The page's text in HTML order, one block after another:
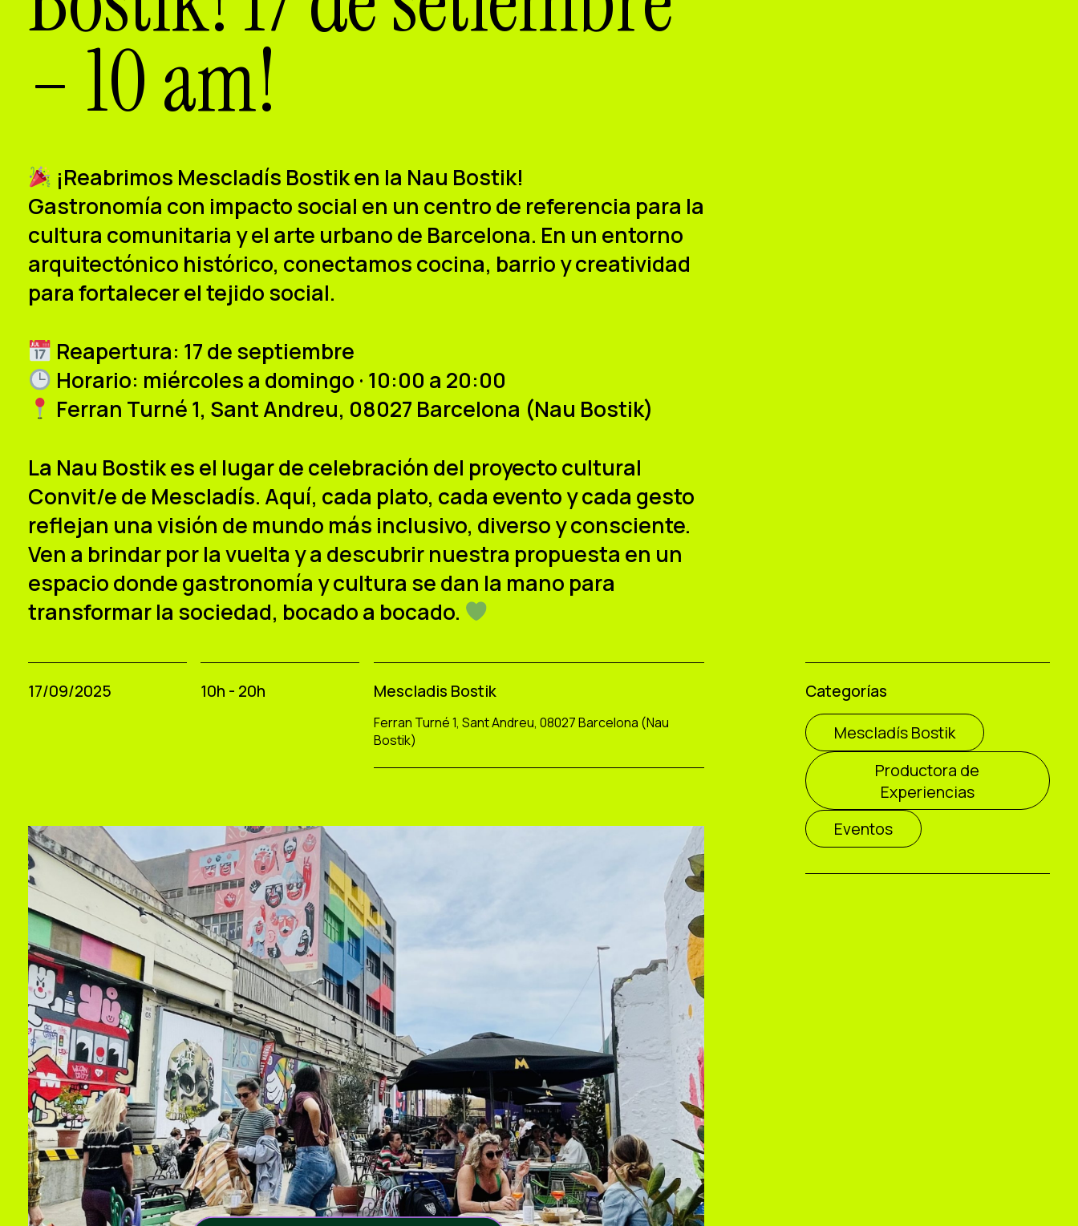
– 10 am!
¡Reabrimos Mescladís Bostik en la Nau Bostik!
Gastronomía con impacto social en un centro de referencia para la
cultura comunitaria y el arte urbano de Barcelona. En un entorno
arquitectónico histórico, conectamos cocina, barrio y creatividad
para fortalecer el tejido social.
Reapertura: 17 de septiembre
Horario: miércoles a domingo · 10:00 a 20:00
Ferran Turné 1, Sant Andreu, 08027 Barcelona (Nau Bostik)
La Nau Bostik es el lugar de celebración del proyecto cultural
Convit/e de Mescladís. Aquí, cada plato, cada evento y cada gesto
reflejan una visión de mundo más inclusivo, diverso y consciente.
Ven a brindar por la vuelta y a descubrir nuestra propuesta en un
espacio donde gastronomía y cultura se dan la mano para
transformar la sociedad, bocado a bocado.
17/09/2025 10h - 20h Mescladis Bostik
Ferran Turné 1, Sant Andreu, 08027 Barcelona (Nau
Bostik)
Categorías
Mescladís Bostik
Productora de
Experiencias
Eventos